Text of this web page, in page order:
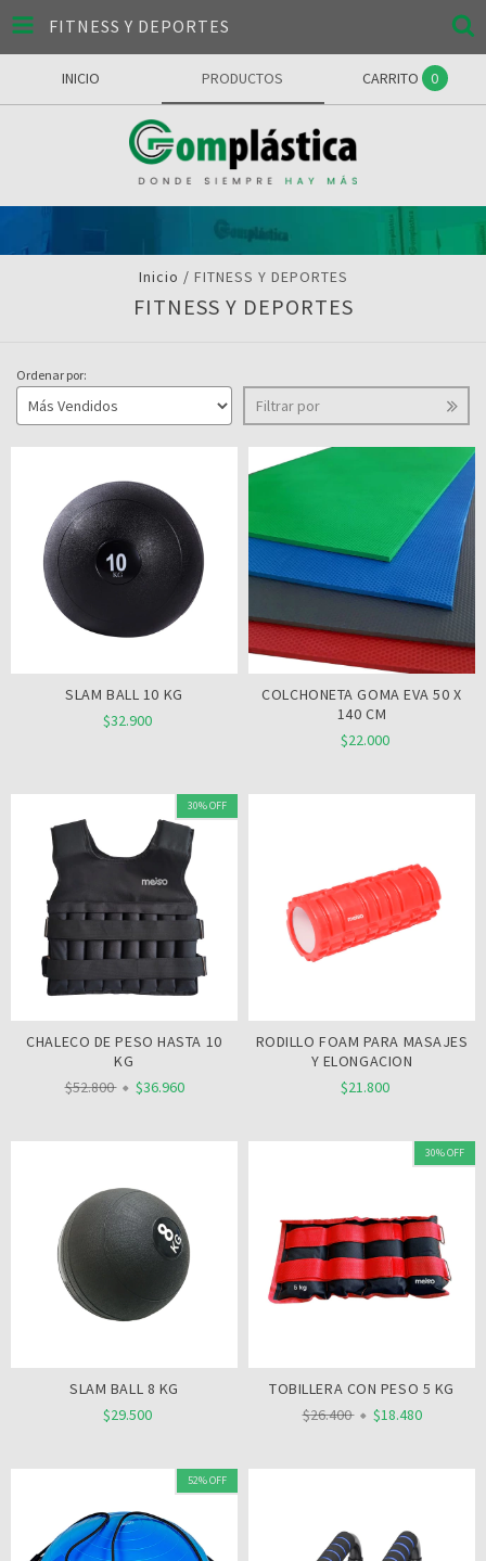
FITNESS Y DEPORTES
INICIO PRODUCTOS CARRITO 0
Inicio / FITNESS Y DEPORTES
FITNESS Y DEPORTES
Ordenar por:
Filtrar por
SLAM BALL 10 KG
$32.900
COLCHONETA GOMA EVA 50 X
140 CM
$22.000
30% OFF
CHALECO DE PESO HASTA 10
KG
$52.800
$36.960
RODILLO FOAM PARA MASAJES
Y ELONGACION
$21.800
SLAM BALL 8 KG
$29.500
30% OFF
TOBILLERA CON PESO 5 KG
$26.400
$18.480
52% OFF